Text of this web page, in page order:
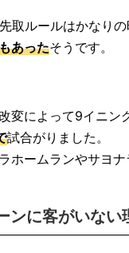
取ルールはかなり
あったそうです。
変によって9イニン
試合がりました。
ホームランやサヨ
ンに客がいない